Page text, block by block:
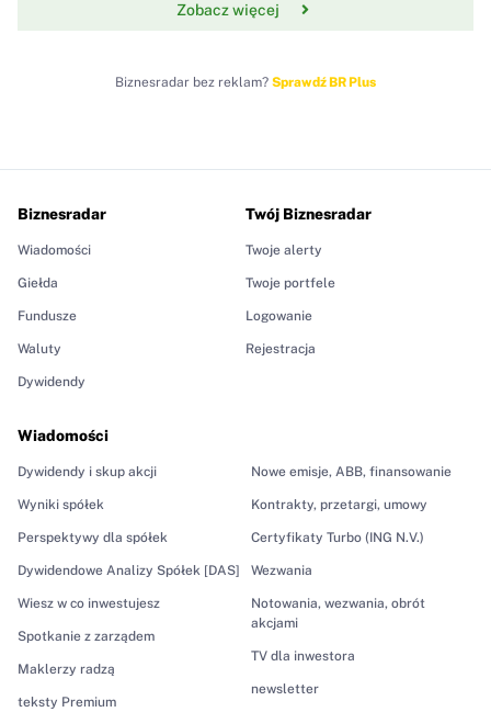
Zobacz więcej
Biznesradar bez reklam? Sprawdź BR Plus
Biznesradar
Wiadomości
Giełda
Fundusze
Waluty
Dywidendy
Wiadomości
Dywidendy i skup akcji
Wyniki spółek
Perspektywy dla spółek
Dywidendowe Analizy Spółek [DAS]
Wiesz w co inwestujesz
Spotkanie z zarządem
Maklerzy radzą
teksty Premium
Nowe emisje, ABB, finansowanie
Kontrakty, przetargi, umowy
Certyfikaty Turbo (ING N.V.)
Wezwania
Notowania, wezwania, obrót
akcjami
TV dla inwestora
newsletter
Twój Biznesradar
Twoje alerty
Twoje portfele
Logowanie
Rejestracja